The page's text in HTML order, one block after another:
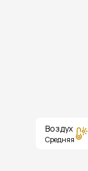
Воздух
Средняя